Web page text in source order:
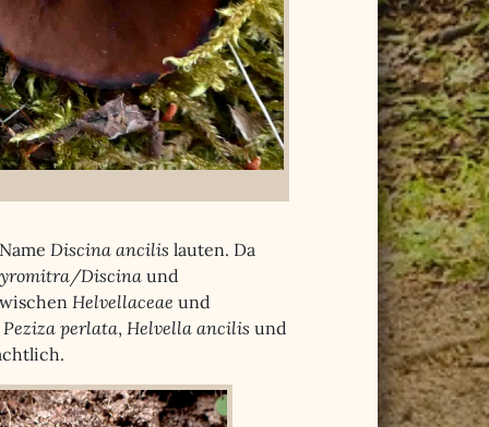
Discina ancilis lauten. Da
Discinaund
Helvellaceae und
Peziza perlata, Helvella ancilis und